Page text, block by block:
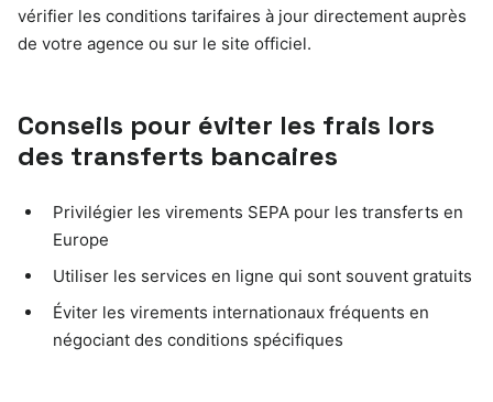
vérifier les conditions tarifaires à jour directement auprès
de votre agence ou sur le site officiel.
Conseils pour éviter les frais lors
des transferts bancaires
Privilégier les virements SEPA pour les transferts en
Europe
Utiliser les services en ligne qui sont souvent gratuits
Éviter les virements internationaux fréquents en
négociant des conditions spécifiques